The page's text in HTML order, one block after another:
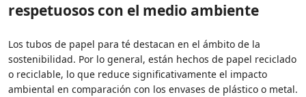
respetuosos con el medio ambiente
Los tubos de papel para té destacan en el ámbito de la
sostenibilidad. Por lo general, están hechos de papel reciclado
o reciclable, lo que reduce significativamente el impacto
ambiental en comparación con los envases de plástico o metal.